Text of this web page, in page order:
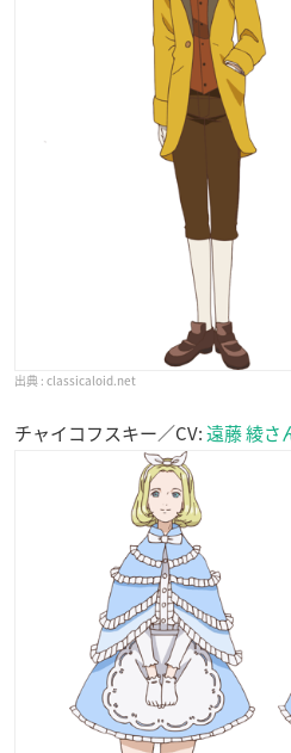
classicaloid.net
チャイコフスキー／CV:遠藤 綾さ